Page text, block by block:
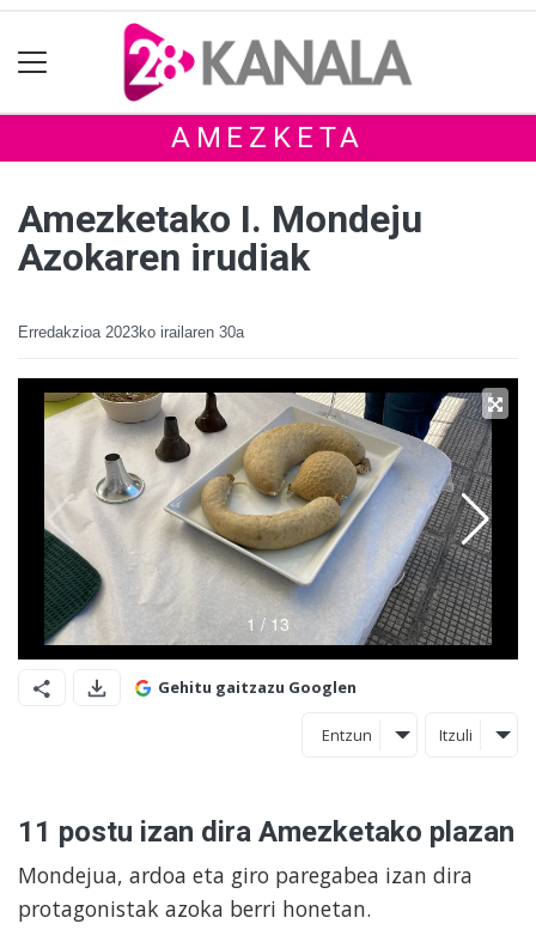
AMEZKETA
Amezketako I. Mondeju
Azokaren irudiak
Erredakzioa 2023ko irailaren 30a
Gehitu gaitzazu Googlen
Entzun Itzuli
11 postu izan dira Amezketako plazan
Mondejua, ardoa eta giro paregabea izan dira
protagonistak azoka berri honetan.